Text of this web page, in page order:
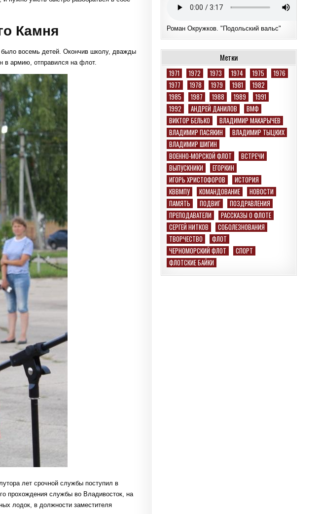
Камня
было восемь детей. Окончив школу, дважды
в армию, отправился на флот.
лет срочной службы поступил в
прохождения службы во Владивосток, на
лодок, в должности заместителя
Роман Окружков. "Подольский вальс"
Метки
1971 1972 1973 1974 1975
1976
1977
1978 1979 1981
1982
1985
1987 1988 1989
1991
1992
АНДРЕЙ ДАНИЛОВ
ВМФ
ВИКТОР БЕЛЬКО
ВЛАДИМИР МАКАРЫЧЕВ
ВЛАДИМИР ПАСЯКИН
ВЛАДИМИР ТЫЦКИХ
ВЛАДИМИР ШИГИН
ВОЕННО-МОРСКОЙ ФЛОТ
ВСТРЕЧИ
ВЫПУСКНИКИ
ЕГОРКИН
ИГОРЬ ХРИСТОФОРОВ
ИСТОРИЯ
КВВМПУ
КОМАНДОВАНИЕ
НОВОСТИ
ПАМЯТЬ
ПОДВИГ
ПОЗДРАВЛЕНИЯ
ПРЕПОДАВАТЕЛИ
РАССКАЗЫ О ФЛОТЕ
СЕРГЕЙ НИТКОВ
СОБОЛЕЗНОВАНИЯ
ТВОРЧЕСТВО
ФЛОТ
ЧЕРНОМОРСКИЙ ФЛОТ
СПОРТ
ФЛОТСКИЕ БАЙКИ